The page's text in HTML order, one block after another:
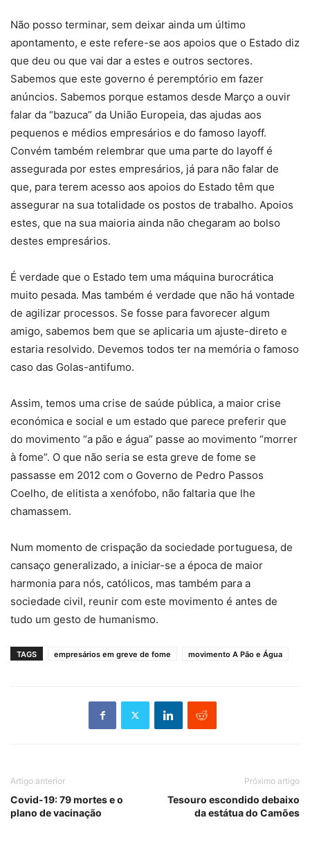
Não posso terminar, sem deixar ainda um último
apontamento, e este refere-se aos apoios que o Estado diz
que deu ou que vai dar a estes e outros sectores.
Sabemos que este governo é peremptório em fazer
anúncios. Sabemos porque estamos desde Março a ouvir
falar da “bazuca” da União Europeia, das ajudas aos
pequenos e médios empresários e do famoso layoff.
Convém também relembrar que uma parte do layoff é
assegurada por estes empresários, já para não falar de
que, para terem acesso aos apoios do Estado têm que
assegurar na sua totalidade os postos de trabalho. Apoios
estes, que na sua maioria ainda não chegaram ao bolso
destes empresários.
É verdade que o Estado tem uma máquina burocrática
muito pesada. Mas também é verdade que não há vontade
de agilizar processos. Se fosse para favorecer algum
amigo, sabemos bem que se aplicaria um ajuste-direto e
estaria resolvido. Devemos todos ter na memória o famoso
caso das Golas-antifumo.
Assim, temos uma crise de saúde pública, a maior crise
económica e social e um estado que parece preferir que
do movimento “a pão e água” passe ao movimento “morrer
à fome”. O que não seria se esta greve de fome se
passasse em 2012 com o Governo de Pedro Passos
Coelho, de elitista a xenófobo, não faltaria que lhe
chamassem.
Num momento de crispação da sociedade portuguesa, de
cansaço generalizado, a iniciar-se a época de maior
harmonia para nós, católicos, mas também para a
sociedade civil, reunir com este movimento é antes de
tudo um gesto de humanismo.
TAGS empresários em greve de fome movimento A Pão e Água
Artigo anterior
Covid-19: 79 mortes e o
plano de vacinação
Próximo artigo
Tesouro escondido debaixo
da estátua do Camões